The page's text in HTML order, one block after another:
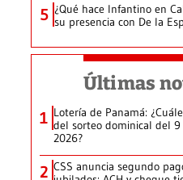
5 ¿Qué hace Infantino en
su presencia con De la
Últimas
1 Lotería de Panamá:
del sorteo dominical del
2026?
2 CSS anuncia segundo